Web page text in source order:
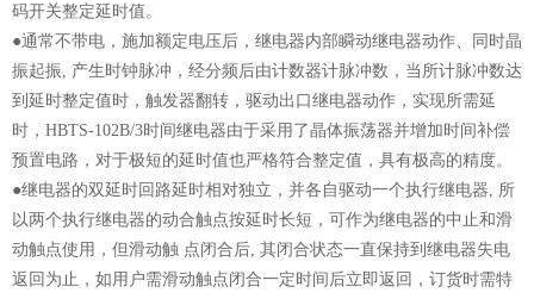
码开关整定延时值。
●通常不带电，施加额定电压后，继电器内部瞬动继电器动作、同时晶
振起振, 产生时钟脉冲，经分频后由计数器计脉冲数，当所计脉冲数达
到延时整定值时，触发器翻转，驱动出口继电器动作，实现所需延
时，HBTS-102B/3时间继电器由于采用了晶体振荡器并增加时间补偿
预置电路，对于极短的延时值也严格符合整定值，具有极高的精度。
●继电器的双延时回路延时相对独立，并各自驱动一个执行继电器, 所
以两个执行继电器的动合触点按延时长短，可作为继电器的中止和滑
动触点使用，但滑动触 点闭合后, 其闭合状态一直保持到继电器失电
返回为止，如用户需滑动触点闭合一定时间后立即返回，订货时需特